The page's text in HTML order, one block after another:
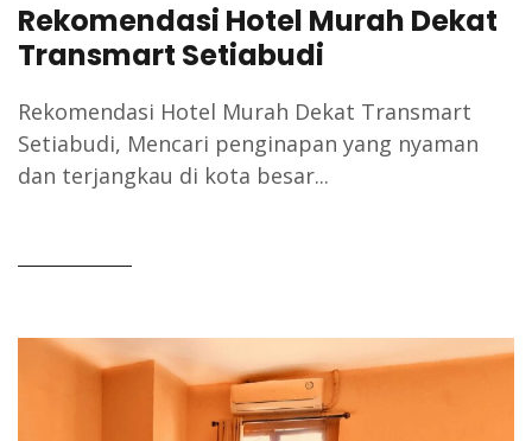
Rekomendasi Hotel Murah Dekat
Transmart Setiabudi
Rekomendasi Hotel Murah Dekat Transmart
Setiabudi, Mencari penginapan yang nyaman
dan terjangkau di kota besar...